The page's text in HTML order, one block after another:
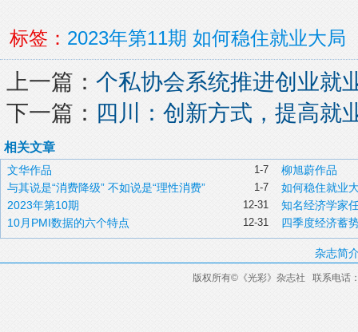
标签： 2023年第11期 如何稳住就业大局
上一篇： 个私协会系统推进创业就
下一篇： 四川：创新方式，提高就
相关文章
1-7
文华作品 柳旭蔚作品
1-7
与其说是“消费降级” 不如说是“理性消费” 如何稳住就业
12-31
2023年第10期 知名经济学家
12-31
10月PMI数据的六个特点 四季度经济蓄
杂志简
版权所有© 《光彩》杂志社 联系电话